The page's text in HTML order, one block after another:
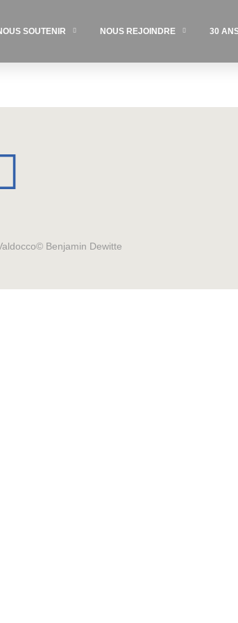
SOUTENIR NOUS REJOINDRE 30
Benjamin Dewitte